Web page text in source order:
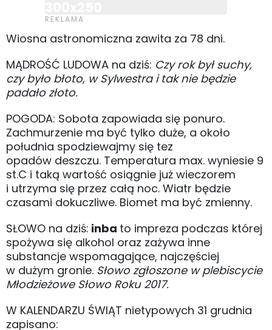
Wiosna astronomiczna zawita za 78 dni.
MĄDROŚĆ LUDOWA na dziś: Czy rok był suchy,
czy było błoto, w Sylwestra i tak nie będzie
padało złoto.
POGODA: Sobota zapowiada się ponuro.
Zachmurzenie ma być tylko duże, a około
południa spodziewajmy się tez
opadów deszczu. Temperatura max. wyniesie 9
st.C i taką wartość osiągnie już wieczorem
i utrzyma się przez całą noc. Wiatr będzie
czasami dokuczliwe. Biomet ma być zmienny.
SŁOWO na dziś: inba to impreza podczas której
spożywa się alkohol oraz zażywa inne
substancje wspomagające, najczęściej
w dużym gronie. Słowo zgłoszone w plebiscycie
Młodzieżowe Słowo Roku 2017.
W KALENDARZU ŚWIĄT nietypowych 31 grudnia
zapisano: